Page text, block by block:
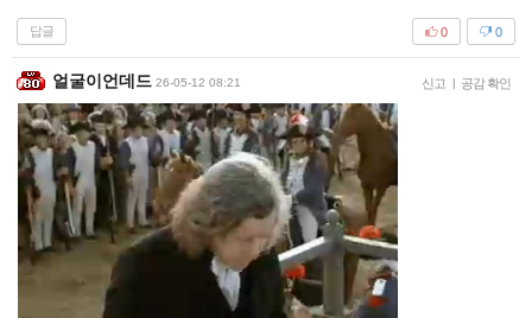
답글 0
0
얼굴이언데드 26-05-12 08:21 신고 | 공감 확인